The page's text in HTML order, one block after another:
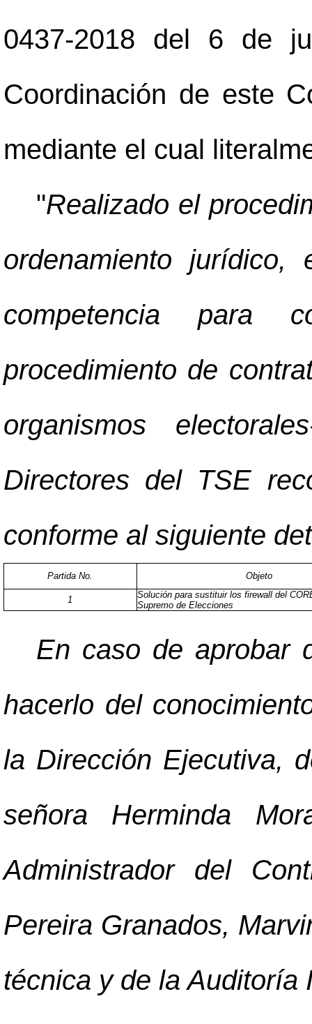
0437-2018 del 6 de
Coordinación de este
mediante el cual
"Realizado el
ordenamiento jurídico,
competencia para
procedimiento de
organismos
Directores del TSE
conforme al siguiente
Partida No. Objeto
1
Solución para sustituir los firewall del
Supremo de Elecciones
En caso de aprobar
hacerlo del
la Dirección Ejecutiva,
señora Herminda
Administrador del
Pereira Granados,
técnica y de la Auditoría